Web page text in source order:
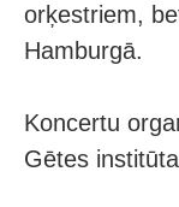
orķestriem,
Hamburgā.
Koncertu
Gētes